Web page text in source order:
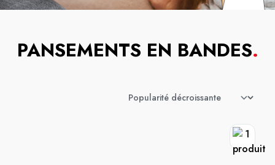
PANSEMENTS EN BANDES.